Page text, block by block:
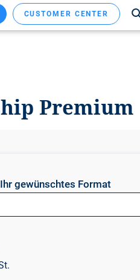
CUSTOMER CENTER
Premium
gewünschtes Format